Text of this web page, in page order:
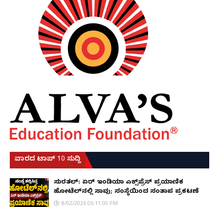
ವಾರದ ಟಾಪ್ 10 ಸುದ್ದಿ
ಸುರತ್ಕಲ್: ಏರ್ ಇಂಡಿಯಾ ಎಕ್ಸ್‌ಪ್ರೆಸ್ ಪ್ರಯಾಣಿಕ
ಹೋಟೆಲ್‌ನಲ್ಲಿ ಸಾವು; ಸಂಸ್ಥೆಯಿಂದ ಸಂತಾಪ ಪ್ರಕಟಣೆ
8/02/2026 06:11:00 PM